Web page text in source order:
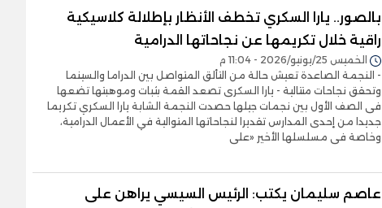
بالصور.. يارا السكري تخطف الأنظار بإطلالة كلاسيكية
راقية خلال تكريمها عن نجاحاتها الدرامية
الخميس 25/يونيو/2026 - 11:04 م
- النجمة الصاعدة تعيش حالة من التألق المتواصل بين الدراما والسينما
وتحقق نجاحات متتالية - يارا السكرى تصعد القمة بثبات وموهبتها تضعها
فى الصف الأول بين نجمات جيلها حصدت النجمة الشابة يارا السكري تكريما
جديدا من إحدى المدارس تقديرا لنجاحاتها المتوالية في الأعمال الدرامية،
وخاصة فى مسلسلها الأخير «على
عاصم سليمان يكتب: الرئيس السيسي يراهن على